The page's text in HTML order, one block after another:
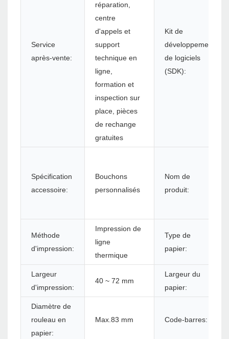
Service
après-vente:
réparation,
centre
d'appels et
support
technique en
ligne,
formation et
inspection sur
place, pièces
de rechange
gratuites
Kit de
développement
de logiciels
(SDK):
Spécification
accessoire:
Bouchons
personnalisés
Nom de
produit:
Méthode
d'impression:
Impression de
ligne
thermique
Type de
papier:
Largeur
d'impression:
40 ~ 72 mm
Largeur du
papier:
Diamètre de
rouleau en
papier:
Max.83 mm Code-barres: